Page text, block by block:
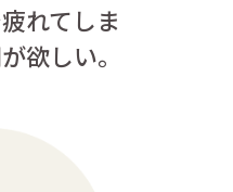
れてしま
欲しい。